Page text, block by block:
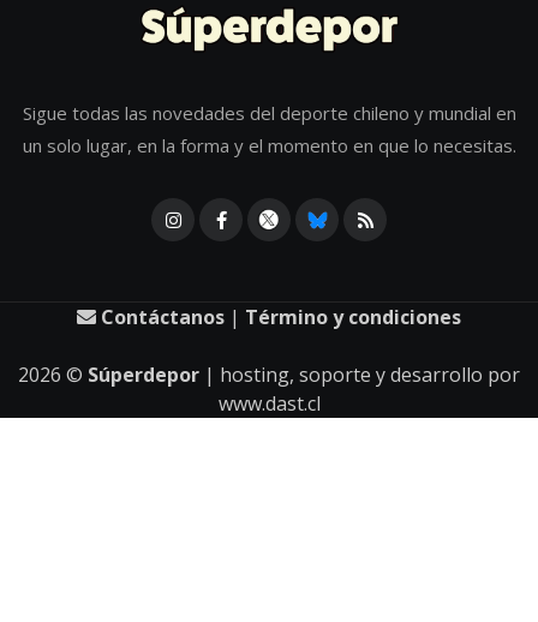
Sigue todas las novedades del deporte chileno y mundial en
un solo lugar, en la forma y el momento en que lo necesitas.
Contáctanos | Término y condiciones
2026 © Súperdepor | hosting, soporte y desarrollo por
www.dast.cl